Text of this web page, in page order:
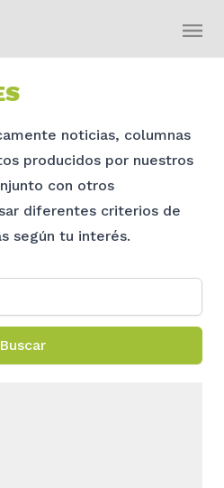
noticias, columnas
producidos por nuestros
con otros
diferentes criterios de
según tu interés.
Buscar